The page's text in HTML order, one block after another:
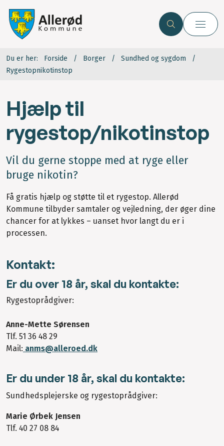
Du er her: Forside Borger
Sundhed og sygdom
Rygestopnikotinstop
Hjælp til
rygestop/nikotinstop
Vil du gerne stoppe med at ryge eller
bruge nikotin?
Få gratis hjælp og støtte til et rygestop. Allerød
Kommune tilbyder samtaler og vejledning, der øger dine
chancer for at lykkes – uanset hvor langt du er i
processen.
Kontakt:
Er du over 18 år, skal du kontakte:
Rygestoprådgiver:
Anne-Mette Sørensen
Tlf. 51 36 48 29
Mail: anms@alleroed.dk
Er du under 18 år, skal du kontakte:
Sundhedsplejerske og rygestoprådgiver:
Marie Ørbek Jensen
Tlf. 40 27 08 84